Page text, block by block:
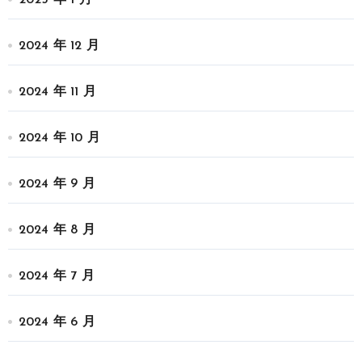
2024 年 12 月
2024 年 11 月
2024 年 10 月
2024 年 9 月
2024 年 8 月
2024 年 7 月
2024 年 6 月